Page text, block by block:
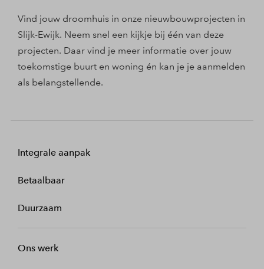
Vind jouw droomhuis in onze nieuwbouwprojecten in
Slijk-Ewijk. Neem snel een kijkje bij één van deze
projecten. Daar vind je meer informatie over jouw
toekomstige buurt en woning én kan je je aanmelden
als belangstellende.
Integrale aanpak
Betaalbaar
Duurzaam
Ons werk